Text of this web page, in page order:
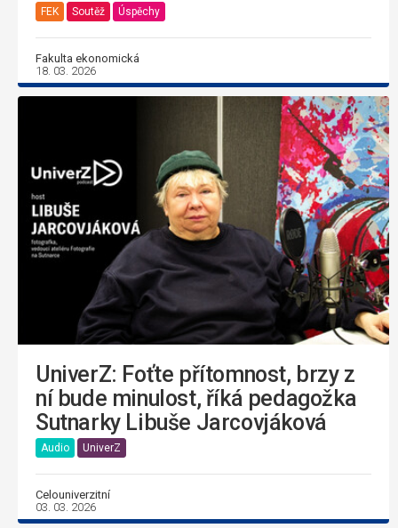
FEK Soutěž Úspěchy
Fakulta ekonomická
18. 03. 2026
UniverZ: Foťte přítomnost, brzy z
ní bude minulost, říká pedagožka
Sutnarky Libuše Jarcovjáková
Audio UniverZ
Celouniverzitní
03. 03. 2026